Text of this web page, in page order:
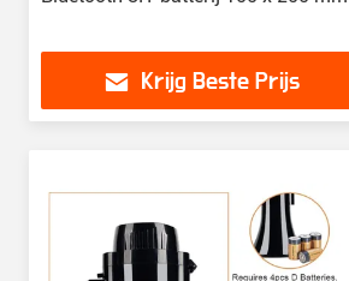
Krijg Beste Prijs